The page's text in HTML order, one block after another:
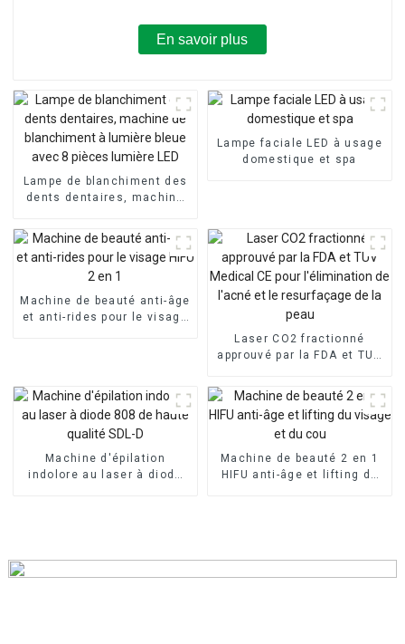
En savoir plus
Lampe de blanchiment des
dents dentaires, machine
bleue avec 8 pièces
lumière LED
Lampe faciale LED à usage
domestique et spa
Machine de beauté anti-âge
et anti-rides pour le visage
Laser CO2 fractionné
approuvé par la FDA et TUV
l'élimination de l'acné et le
resurfaçage de la peau
Machine d'épilation
indolore au laser à diode
Machine de beauté 2 en 1
HIFU anti-âge et lifting du